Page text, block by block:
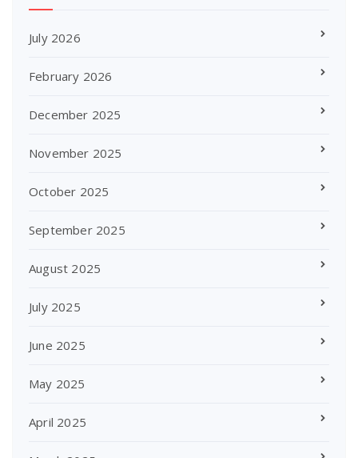
July 2026
February 2026
December 2025
November 2025
October 2025
September 2025
August 2025
July 2025
June 2025
May 2025
April 2025